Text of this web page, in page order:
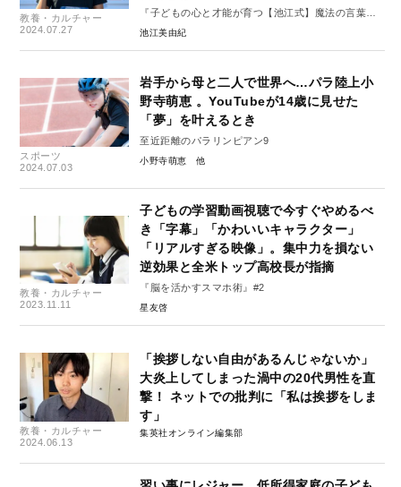
教養・カルチャー
2024.07.27
『子どもの心と才能が育つ【池江式】魔法の言葉』
#1
池江美由紀
スポーツ
2024.07.03
岩手から母と二人で世界へ…パラ陸上小
野寺萌恵 。YouTubeが14歳に見せた
「夢」を叶えるとき
至近距離のパラリンピアン9
小野寺萌恵
教養・カルチャー
2023.11.11
子どもの学習動画視聴で今すぐやめるべ
き「字幕」「かわいいキャラクター」
「リアルすぎる映像」。集中力を損ない
逆効果と全米トップ高校長が指摘
『脳を活かすスマホ術』#2
星友啓
教養・カルチャー
2024.06.13
「挨拶しない自由があるんじゃないか」
大炎上してしまった渦中の20代男性を直
撃！ ネットでの批判に「私は挨拶をしま
す」
集英社オンライン編集部